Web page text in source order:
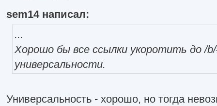
sem14 написал:
...
Хорошо бы все ссылки укоротить до /
универсальности.
Универсальность - хорошо, но тогда